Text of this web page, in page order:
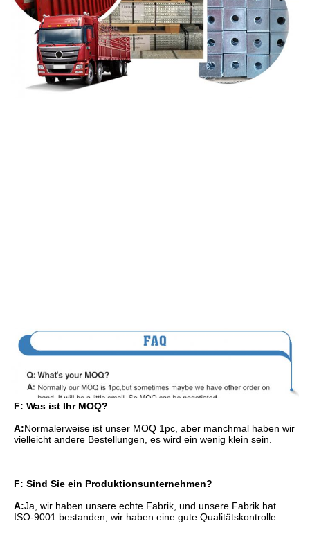
F: Was ist Ihr MOQ?
A:Normalerweise ist unser MOQ 1pc, aber manchmal haben wir
vielleicht andere Bestellungen, es wird ein wenig klein sein.
F: Sind Sie ein Produktionsunternehmen?
A:Ja, wir haben unsere echte Fabrik, und unsere Fabrik hat
ISO-9001 bestanden, wir haben eine gute Qualitätskontrolle.